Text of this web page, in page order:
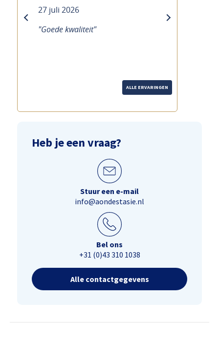
21 juli 2026
"Goede service Duidelijke uitleg
next
ALLE ERVARINGEN
Heb je een vraag?
Stuur een e-mail
info@aondestasie.nl
Bel ons
+31 (0)43 310 1038
Alle contactgegevens